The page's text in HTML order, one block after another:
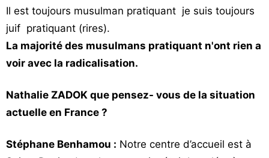
Il est toujours musulman pratiquant je suis toujours
juif pratiquant (rires).
La majorité des musulmans pratiquant n'ont rien a
voir avec la radicalisation.
Nathalie ZADOK que pensez- vous de la situation
actuelle en France ?
Stéphane Benhamou : Notre centre d’accueil est à